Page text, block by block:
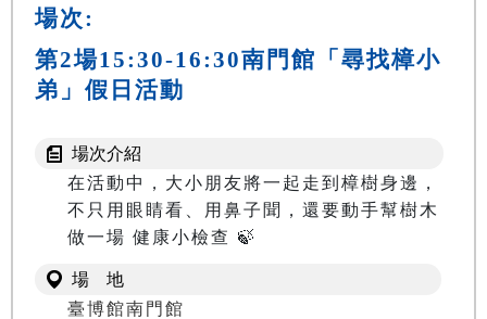
場次:
第2場15:30-16:30南門館「尋找樟小
弟」假日活動
場次介紹
在活動中，大小朋友將一起走到樟樹身邊，
不只用眼睛看、用鼻子聞，還要動手幫樹木
做一場 健康小檢查 🍃
場 地
臺博館南門館